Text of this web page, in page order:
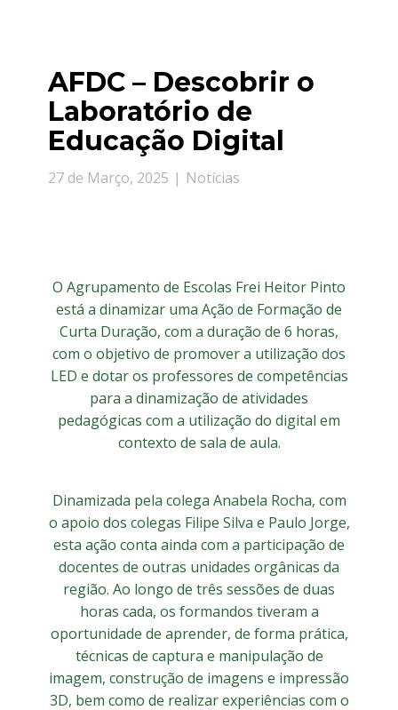
AFDC – Descobrir o
Laboratório de
Educação Digital
27 de Março, 2025 Notícias
O Agrupamento de Escolas Frei Heitor Pinto
está a dinamizar uma Ação de Formação de
Curta Duração, com a duração de 6 horas,
com o objetivo de promover a utilização dos
LED e dotar os professores de competências
para a dinamização de atividades
pedagógicas com a utilização do digital em
contexto de sala de aula.
Dinamizada pela colega Anabela Rocha, com
o apoio dos colegas Filipe Silva e Paulo Jorge,
esta ação conta ainda com a participação de
docentes de outras unidades orgânicas da
região. Ao longo de três sessões de duas
horas cada, os formandos tiveram a
oportunidade de aprender, de forma prática,
técnicas de captura e manipulação de
imagem, construção de imagens e impressão
3D, bem como de realizar experiências com o